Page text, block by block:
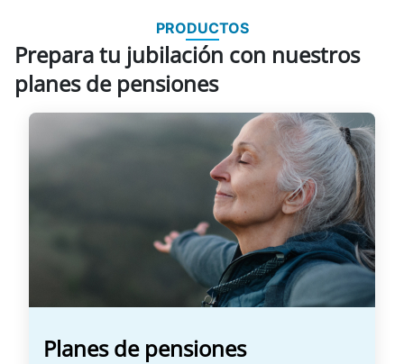
PRODUCTOS
Prepara tu jubilación con nuestros
planes de pensiones
Planes de pensiones